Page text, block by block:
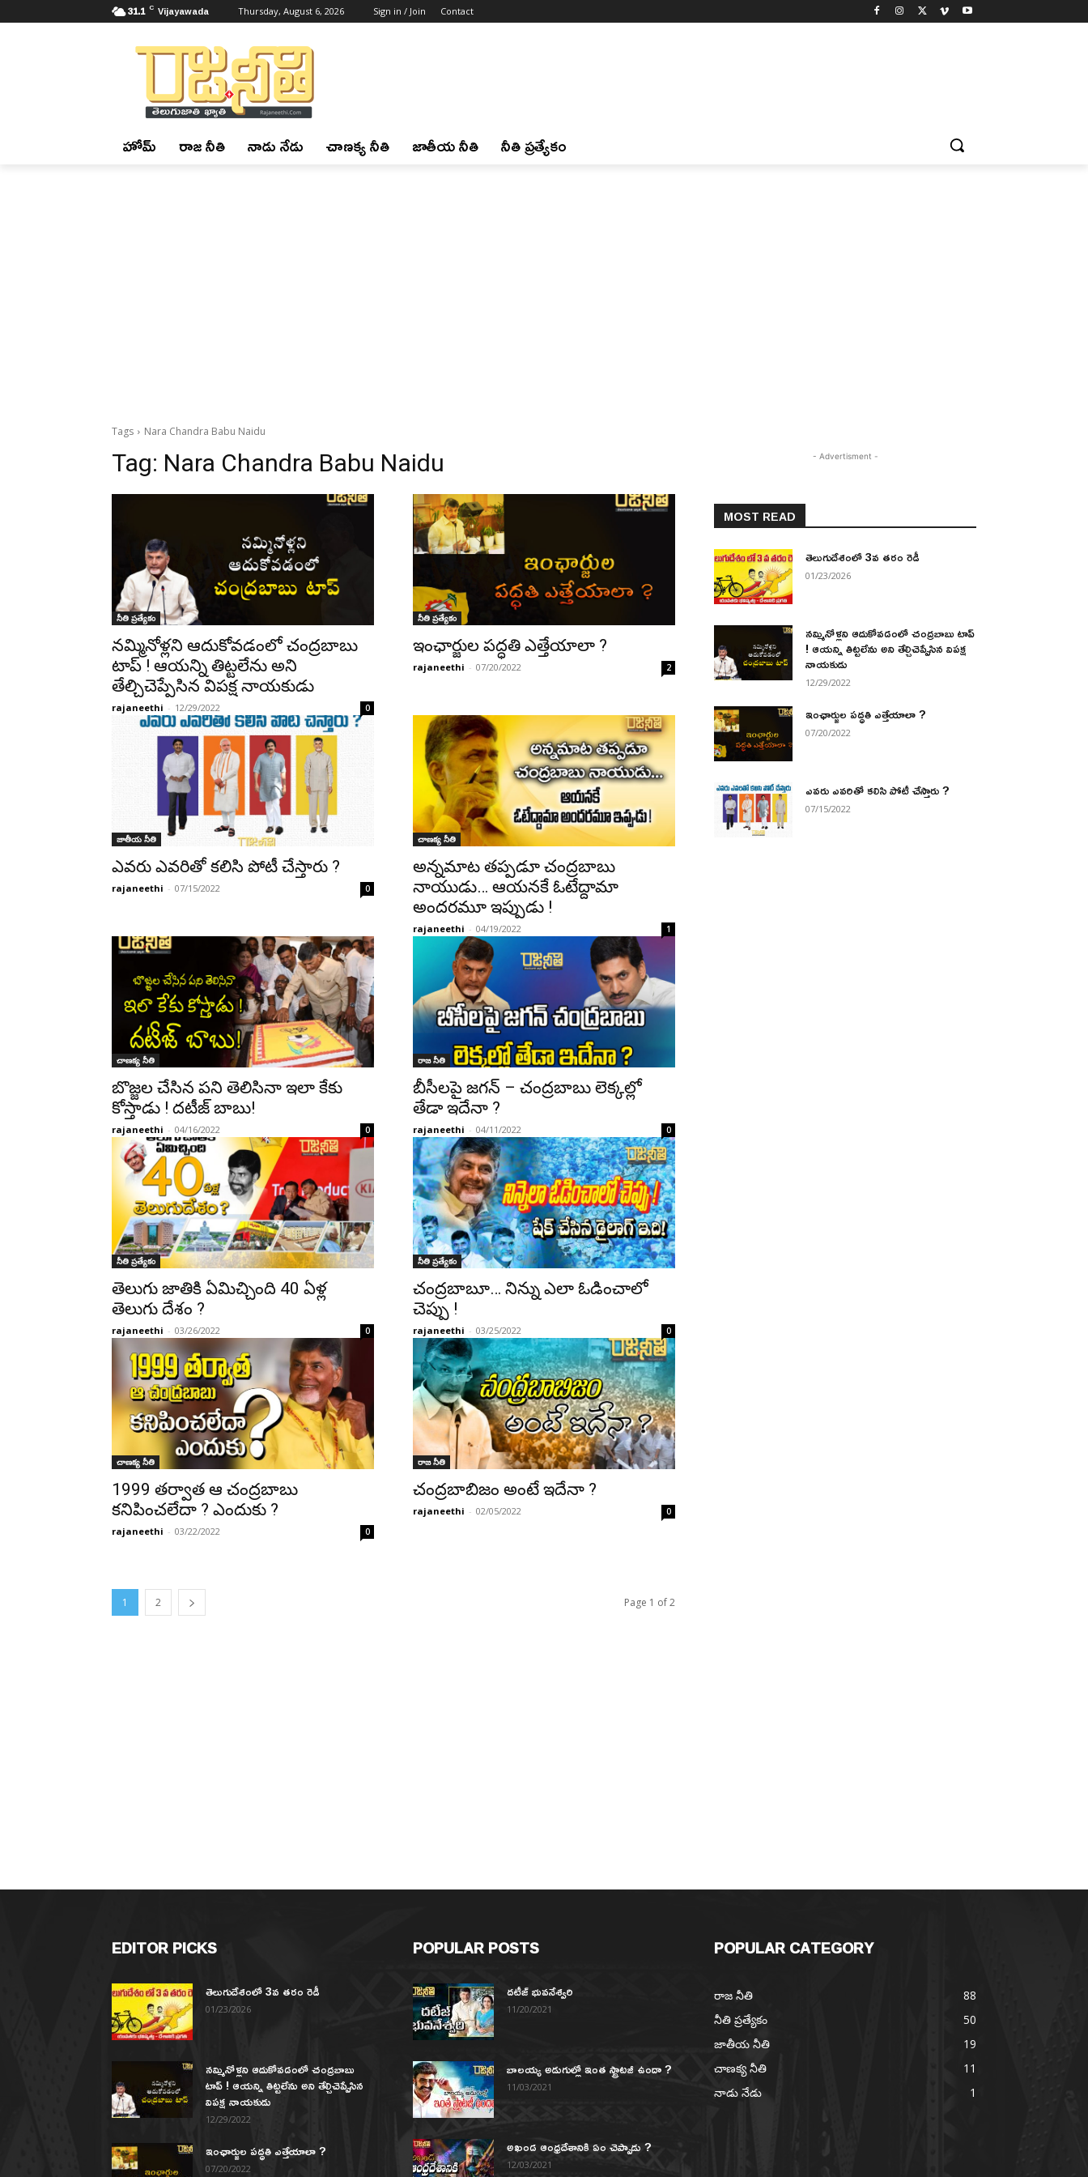
31.1 C Vijayawada Thursday, August 6, 2026 Sign in / Join Contact
హోమ్ రాజ నీతి నాడు నేడు చాణక్య నీతి జాతీయ నీతి నీతి ప్రత్యేకం
Tags Nara Chandra Babu Naidu
Tag: Nara Chandra Babu Naidu
నీతి ప్రత్యేకం
నమ్మినోళ్లని ఆదుకోవడంలో చంద్రబాబు
టాప్ ! ఆయన్ని తిట్టలేను అని
తేల్చిచెప్పేసిన విపక్ష నాయకుడు
rajaneethi - 12/29/2022 0
నీతి ప్రత్యేకం
ఇంఛార్జుల పద్ధతి ఎత్తేయాలా ?
rajaneethi - 07/20/2022 2
జాతీయ నీతి
ఎవరు ఎవరితో కలిసి పోటీ చేస్తారు ?
rajaneethi - 07/15/2022 0
చాణక్య నీతి
అన్నమాట తప్పడూ చంద్రబాబు
నాయుడు… ఆయనకే ఓటేద్దామా
అందరమూ ఇప్పుడు !
rajaneethi - 04/19/2022 1
చాణక్య నీతి
బొజ్జల చేసిన పని తెలిసినా ఇలా కేకు
కోస్తాడు ! దటీజ్ బాబు!
rajaneethi - 04/16/2022 0
రాజ నీతి
బీసీలపై జగన్ – చంద్రబాబు లెక్కల్లో
తేడా ఇదేనా ?
rajaneethi - 04/11/2022 0
నీతి ప్రత్యేకం
తెలుగు జాతికి ఏమిచ్చింది 40 ఏళ్ల
తెలుగు దేశం ?
rajaneethi - 03/26/2022 0
నీతి ప్రత్యేకం
చంద్రబాబూ… నిన్ను ఎలా ఓడించాలో
చెప్పు !
rajaneethi - 03/25/2022 0
చాణక్య నీతి
1999 తర్వాత ఆ చంద్రబాబు
కనిపించలేదా ? ఎందుకు ?
rajaneethi - 03/22/2022 0
రాజ నీతి
చంద్రబాబిజం అంటే ఇదేనా ?
rajaneethi - 02/05/2022 0
1 2 Page 1 of 2
- Advertisment -
MOST READ
తెలుగుదేశంలో 3వ తరం రెడీ
01/23/2026
నమ్మినోళ్లని ఆదుకోవడంలో చంద్రబాబు టాప్
! ఆయన్ని తిట్టలేను అని తేల్చిచెప్పేసిన విపక్ష
నాయకుడు
12/29/2022
ఇంఛార్జుల పద్ధతి ఎత్తేయాలా ?
07/20/2022
ఎవరు ఎవరితో కలిసి పోటీ చేస్తారు ?
07/15/2022
EDITOR PICKS
తెలుగుదేశంలో 3వ తరం రెడీ
01/23/2026
నమ్మినోళ్లని ఆదుకోవడంలో చంద్రబాబు
టాప్ ! ఆయన్ని తిట్టలేను అని తేల్చిచెప్పేసిన
విపక్ష నాయకుడు
12/29/2022
ఇంఛార్జుల పద్ధతి ఎత్తేయాలా ?
07/20/2022
POPULAR POSTS
దటీజ్ భువనేశ్వరి
11/20/2021
బాలయ్య అడుగుల్లో ఇంత స్ట్రాటజీ ఉందా ?
11/03/2021
అఖండ ఆంధ్రదేశానికి ఏం చెప్పాడు ?
12/03/2021
POPULAR CATEGORY
రాజ నీతి
88
నీతి ప్రత్యేకం
50
జాతీయ నీతి
19
చాణక్య నీతి
11
నాడు నేడు
1